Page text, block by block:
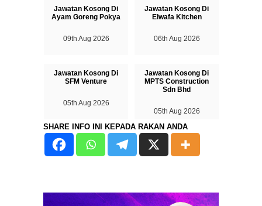
Jawatan Kosong Di
Ayam Goreng Pokya
09th Aug 2026
Jawatan Kosong Di
Elwafa Kitchen
06th Aug 2026
Jawatan Kosong Di
SFM Venture
05th Aug 2026
Jawatan Kosong Di
MPTS Construction
Sdn Bhd
05th Aug 2026
SHARE INFO INI KEPADA RAKAN ANDA